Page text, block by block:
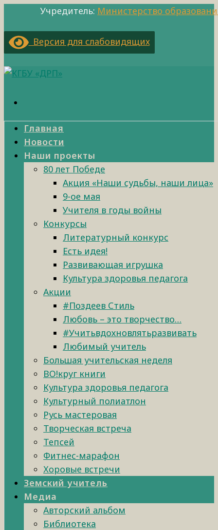
Учредитель: Министерство
Версия для слабовидящих
Главная
Новости
Наши проекты
80 лет Победе
Акция «Наши судьбы, наши лица»
9-ое мая
Учителя в годы войны
Конкурсы
Литературный конкурс
Есть идея!
Развивающая игрушка
Культура здоровья педагога
Акции
#Поздеев Стиль
Любовь – это творчество…
#Учитьвдохновлятьразвивать
Любимый учитель
Большая учительская неделя
ВО!круг книги
Культура здоровья педагога
Культурный полиатлон
Русь мастеровая
Творческая встреча
Тепсей
Фитнес-марафон
Хоровые встречи
Земский учитель
Медиа
Авторский альбом
Библиотека